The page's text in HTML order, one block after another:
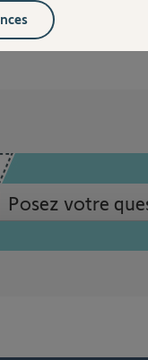
Posez votre